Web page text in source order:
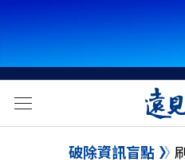
破除資訊盲點